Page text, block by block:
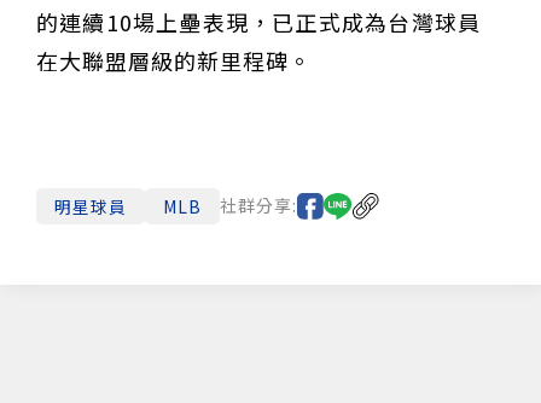
的連續10場上壘表現，已正式成為台灣球員
在大聯盟層級的新里程碑。
明星球員 MLB 社群分享: